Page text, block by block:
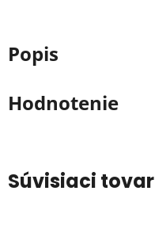
Popis
Hodnotenie
Súvisiaci tovar